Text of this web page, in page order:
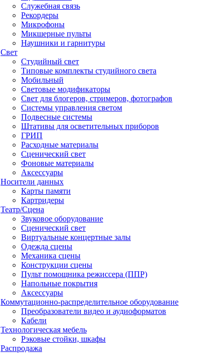
Служебная связь
Рекордеры
Микрофоны
Микшерные пульты
Наушники и гарнитуры
Свет
Студийный свет
Типовые комплекты студийного света
Мобильный
Световые модификаторы
Свет для блогеров, стримеров, фотографов
Системы управления светом
Подвесные системы
Штативы для осветительных приборов
ГРИП
Расходные материалы
Сценический свет
Фоновые материалы
Аксессуары
Носители данных
Карты памяти
Картридеры
Театр/Сцена
Звуковое оборудование
Сценический свет
Виртуальные концертные залы
Одежда сцены
Механика сцены
Конструкции сцены
Пульт помощника режиссера (ППР)
Напольные покрытия
Аксессуары
Коммутационно-распределительное оборудование
Преобразователи видео и аудиоформатов
Кабели
Технологическая мебель
Рэковые стойки, шкафы
Распродажа